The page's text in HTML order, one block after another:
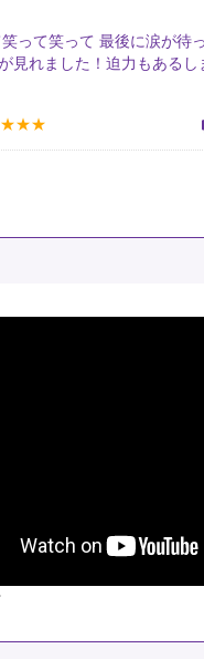
って笑って 最後に涙が待
見れました！迫力もある